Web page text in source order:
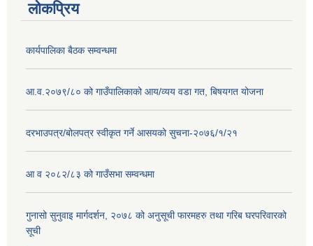
लोकप्रिय
कार्यपालिका बैठक सम्वन्धमा
आ.व.२०७९/८० को गाउँपालिकाको आय/व्यय वडा गत, बिषयगत योजना
दरभाउपत्र/बोलपत्र स्वीकृत गर्ने आसयको सुचना-२०७६/१/२१
आ व २०८२/८३ को गाउँसभा सम्वन्धमा
गुनासो सुनुवाइ मार्गदर्शन, २०७८ को अनुसूची फारमहरु तथा गरिब घरपरिवारको
सूची